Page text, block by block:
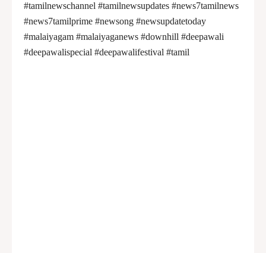
#tamilnewschannel #tamilnewsupdates #news7tamilnews
#news7tamilprime #newsong #newsupdatetoday
#malaiyagam #malaiyaganews #downhill #deepawali
#deepawalispecial #deepawalifestival #tamil